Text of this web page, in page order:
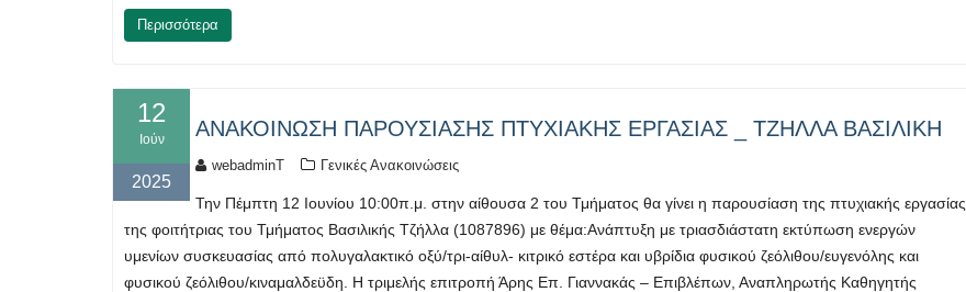
Περισσότερα
12
Ιούν
2025
ΑΝΑΚΟΙΝΩΣΗ ΠΑΡΟΥΣΙΑΣΗΣ ΠΤΥΧΙΑΚΗΣ ΕΡΓΑΣΙΑΣ _ ΤΖΗΛΛΑ ΒΑΣΙΛΙΚΗ
webadminT Γενικές Ανακοινώσεις
Την Πέμπτη 12 Ιουνίου 10:00π.μ. στην αίθουσα 2 του Τμήματος θα γίνει η παρουσίαση της πτυχιακής εργασίας
της φοιτήτριας του Τμήματος Βασιλικής Τζήλλα (1087896) με θέμα:Ανάπτυξη με τριασδιάστατη εκτύπωση ενεργών
υμενίων συσκευασίας από πολυγαλακτικό οξύ/τρι-αίθυλ- κιτρικό εστέρα και υβρίδια φυσικού ζεόλιθου/ευγενόλης και
φυσικού ζεόλιθου/κιναμαλδεϋδη. Η τριμελής επιτροπή Άρης Επ. Γιαννακάς – Επιβλέπων, Αναπληρωτής Καθηγητής